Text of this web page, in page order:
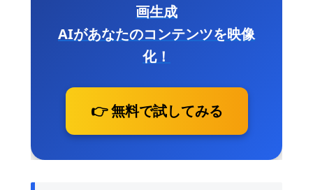
画生成
AIがあなたのコンテンツを映像
化！
👉 無料で試してみる